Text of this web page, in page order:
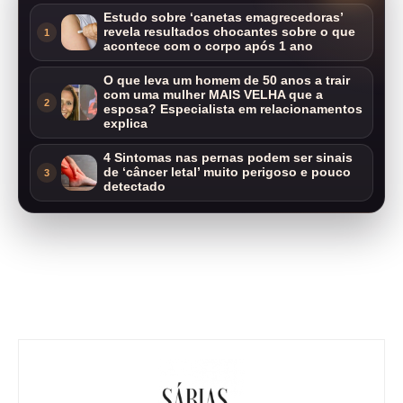
1
Estudo sobre ‘canetas emagrecedoras’
revela resultados chocantes sobre o que
acontece com o corpo após 1 ano
2
O que leva um homem de 50 anos a trair
com uma mulher MAIS VELHA que a
esposa? Especialista em relacionamentos
explica
3
4 Sintomas nas pernas podem ser sinais
de ‘câncer letal’ muito perigoso e pouco
detectado